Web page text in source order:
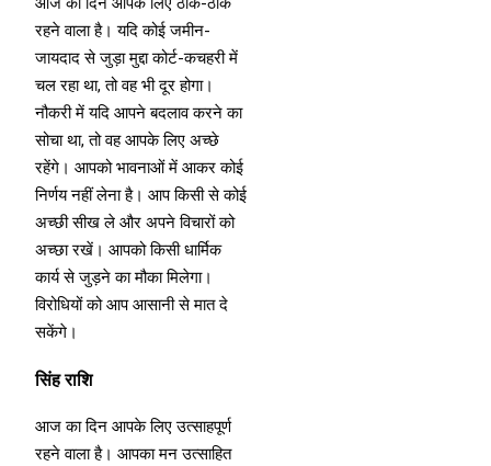
रहने वाला है। यदि कोई जमीन-
जायदाद से जुड़ा मुद्दा कोर्ट-कचहरी में
चल रहा था, तो वह भी दूर होगा।
नौकरी में यदि आपने बदलाव करने का
सोचा था, तो वह आपके लिए अच्छे
रहेंगे। आपको भावनाओं में आकर कोई
निर्णय नहीं लेना है। आप किसी से कोई
अच्छी सीख ले और अपने विचारों को
अच्छा रखें। आपको किसी धार्मिक
कार्य से जुड़ने का मौका मिलेगा।
विरोधियों को आप आसानी से मात दे
सकेंगे।
सिंह राशि
आज का दिन आपके लिए उत्साहपूर्ण
रहने वाला है। आपका मन उत्साहित